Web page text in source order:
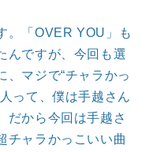
「OVER YOU」も
んですが、今回も選
、マジで“チャラかっ
って、僕は手越さん
だから今回は手越さ
チャラかっこいい曲